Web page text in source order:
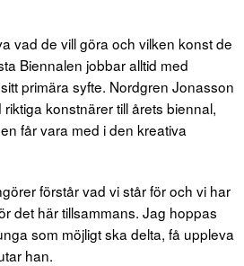
vad de vill göra och vilken konst de
Biennalen jobbar alltid med
primära syfte. Nordgren Jonasson
konstnärer till årets biennal,
får vara med i den kreativa
förstår vad vi står för och vi har
det här tillsammans. Jag hoppas
som möjligt ska delta, få uppleva
han.